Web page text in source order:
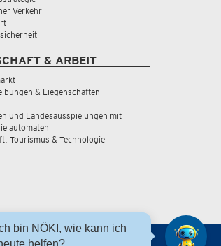
Verkehr
& ARBEIT
& Liegenschaften
und Landesausspielungen mit
Tourismus & Technologie
bin NÖKI, wie kann ich
helfen?